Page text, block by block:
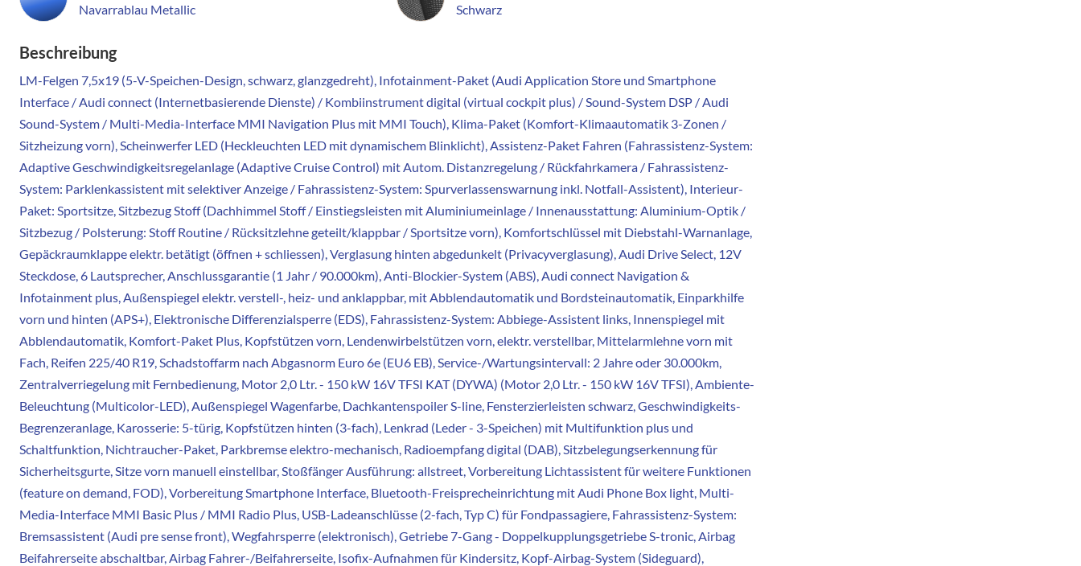
Navarrablau Metallic
Schwarz
Beschreibung
LM-Felgen 7,5x19 (5-V-Speichen-Design, schwarz, glanzgedreht), Infotainment-Paket (Audi Application Store und Smartphone
Interface / Audi connect (Internetbasierende Dienste) / Kombiinstrument digital (virtual cockpit plus) / Sound-System DSP / Audi
Sound-System / Multi-Media-Interface MMI Navigation Plus mit MMI Touch), Klima-Paket (Komfort-Klimaautomatik 3-Zonen /
Sitzheizung vorn), Scheinwerfer LED (Heckleuchten LED mit dynamischem Blinklicht), Assistenz-Paket Fahren (Fahrassistenz-System:
Adaptive Geschwindigkeitsregelanlage (Adaptive Cruise Control) mit Autom. Distanzregelung / Rückfahrkamera / Fahrassistenz-
System: Parklenkassistent mit selektiver Anzeige / Fahrassistenz-System: Spurverlassenswarnung inkl. Notfall-Assistent), Interieur-
Paket: Sportsitze, Sitzbezug Stoff (Dachhimmel Stoff / Einstiegsleisten mit Aluminiumeinlage / Innenausstattung: Aluminium-Optik /
Sitzbezug / Polsterung: Stoff Routine / Rücksitzlehne geteilt/klappbar / Sportsitze vorn), Komfortschlüssel mit Diebstahl-Warnanlage,
Gepäckraumklappe elektr. betätigt (öffnen + schliessen), Verglasung hinten abgedunkelt (Privacyverglasung), Audi Drive Select, 12V
Steckdose, 6 Lautsprecher, Anschlussgarantie (1 Jahr / 90.000km), Anti-Blockier-System (ABS), Audi connect Navigation &
Infotainment plus, Außenspiegel elektr. verstell-, heiz- und anklappbar, mit Abblendautomatik und Bordsteinautomatik, Einparkhilfe
vorn und hinten (APS+), Elektronische Differenzialsperre (EDS), Fahrassistenz-System: Abbiege-Assistent links, Innenspiegel mit
Abblendautomatik, Komfort-Paket Plus, Kopfstützen vorn, Lendenwirbelstützen vorn, elektr. verstellbar, Mittelarmlehne vorn mit
Fach, Reifen 225/40 R19, Schadstoffarm nach Abgasnorm Euro 6e (EU6 EB), Service-/Wartungsintervall: 2 Jahre oder 30.000km,
Zentralverriegelung mit Fernbedienung, Motor 2,0 Ltr. - 150 kW 16V TFSI KAT (DYWA) (Motor 2,0 Ltr. - 150 kW 16V TFSI), Ambiente-
Beleuchtung (Multicolor-LED), Außenspiegel Wagenfarbe, Dachkantenspoiler S-line, Fensterzierleisten schwarz, Geschwindigkeits-
Begrenzeranlage, Karosserie: 5-türig, Kopfstützen hinten (3-fach), Lenkrad (Leder - 3-Speichen) mit Multifunktion plus und
Schaltfunktion, Nichtraucher-Paket, Parkbremse elektro-mechanisch, Radioempfang digital (DAB), Sitzbelegungserkennung für
Sicherheitsgurte, Sitze vorn manuell einstellbar, Stoßfänger Ausführung: allstreet, Vorbereitung Lichtassistent für weitere Funktionen
(feature on demand, FOD), Vorbereitung Smartphone Interface, Bluetooth-Freisprecheinrichtung mit Audi Phone Box light, Multi-
Media-Interface MMI Basic Plus / MMI Radio Plus, USB-Ladeanschlüsse (2-fach, Typ C) für Fondpassagiere, Fahrassistenz-System:
Bremsassistent (Audi pre sense front), Wegfahrsperre (elektronisch), Getriebe 7-Gang - Doppelkupplungsgetriebe S-tronic, Airbag
Beifahrerseite abschaltbar, Airbag Fahrer-/Beifahrerseite, Isofix-Aufnahmen für Kindersitz, Kopf-Airbag-System (Sideguard),